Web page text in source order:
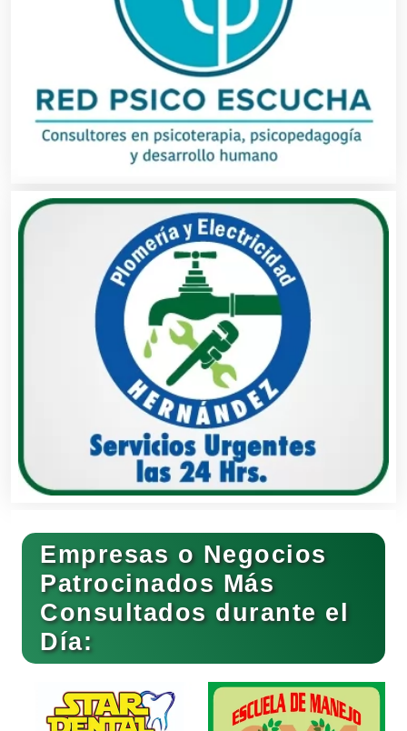
Automóviles Nuevos y Usados
Autopartes Eléctricas
Avaluos
Balnearios
Bancos
Banquetes
Bares y Cantinas
Basculas
Bebidas
Belleza
Empresas o Negocios
Patrocinados Más
Consultados durante el
Día: